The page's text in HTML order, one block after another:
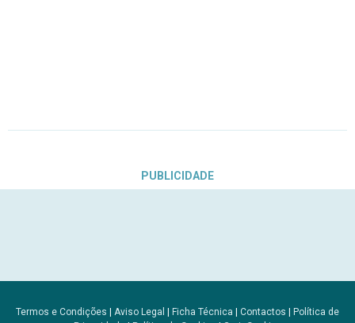
PUBLICIDADE
Termos e Condições | Aviso Legal | Ficha Técnica | Contactos | Política de